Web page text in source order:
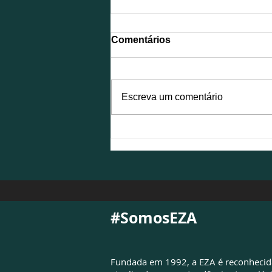
Comentários
Escreva um comentário
#SomosEZA
Fundada em 1992, a EZA é